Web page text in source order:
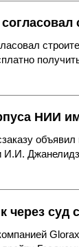
НИИ
через суд